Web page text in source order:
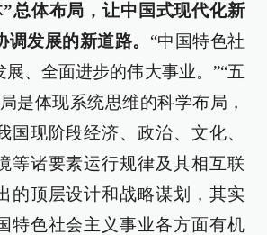
总体布局，让中国式现代化新
发展的新道路。 “中国特色社
、全面进步的伟大事业。”“五
是体现系统思维的科学布局，
国现阶段经济、政治、文化、
等诸要素运行规律及其相互联
的顶层设计和战略谋划，其实
特色社会主义事业各方面有机